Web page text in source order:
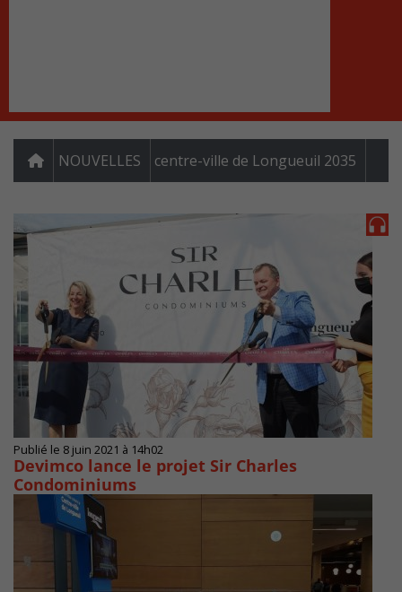
NOUVELLES centre-ville de Longueuil 2035
Publié le 8 juin 2021 à 14h02
Devimco lance le projet Sir Charles
Condominiums